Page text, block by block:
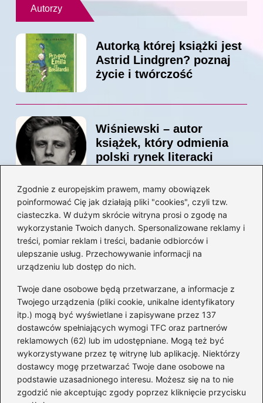
Zgodnie z europejskim prawem, mamy obowiązek
poinformować Cię jak działają pliki "cookies", czyli tzw.
ciasteczka. W dużym skrócie witryna prosi o zgodę na
wykorzystanie Twoich danych. Spersonalizowane reklamy i
treści, pomiar reklam i treści, badanie odbiorców i
ulepszanie usług. Przechowywanie informacji na
urządzeniu lub dostęp do nich.
Twoje dane osobowe będą przetwarzane, a informacje z
Twojego urządzenia (pliki cookie, unikalne identyfikatory
itp.) mogą być wyświetlane i zapisywane przez 137
dostawców spełniających wymogi TFC oraz partnerów
reklamowych (62) lub im udostępniane. Mogą też być
wykorzystywane przez tę witrynę lub aplikację. Niektórzy
dostawcy mogę przetwarzać Twoje dane osobowe na
podstawie uzasadnionego interesu. Możesz się na to nie
zgodzić nie akceptując zgody poprzez kliknięcie przycisku
Autorzy
Autorką której książki jest
Astrid Lindgren? poznaj
życie i twórczość
Wiśniewski – autor
książek, który odmienia
polski rynek literacki
Magiczne kulisy życia
autora książki o Kubusiu
Puchatku
Odkryj inne książki autora
„Jaś i Małgosia”, które
musisz przeczytać
Odkrywając magiczny
świat: jakie książki napisał